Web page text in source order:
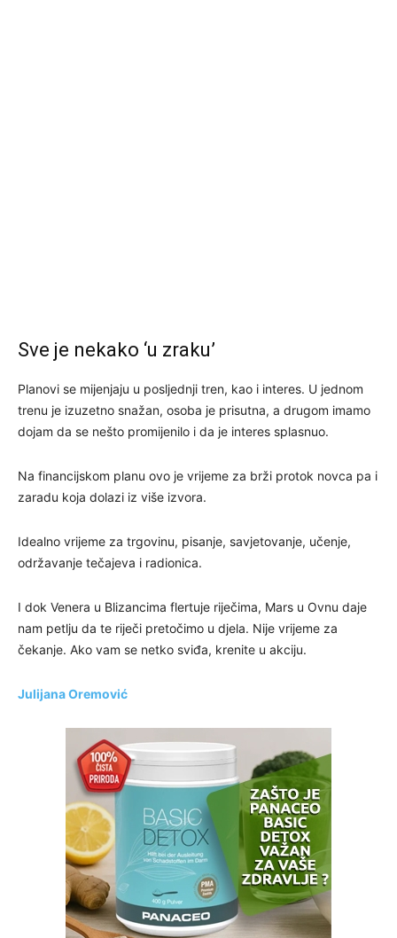
Sve je nekako ‘u zraku’
Planovi se mijenjaju u posljednji tren, kao i interes. U jednom
trenu je izuzetno snažan, osoba je prisutna, a drugom imamo
dojam da se nešto promijenilo i da je interes splasnuo.
Na financijskom planu ovo je vrijeme za brži protok novca pa i
zaradu koja dolazi iz više izvora.
Idealno vrijeme za trgovinu, pisanje, savjetovanje, učenje,
održavanje tečajeva i radionica.
I dok Venera u Blizancima flertuje riječima, Mars u Ovnu daje
nam petlju da te riječi pretočimo u djela. Nije vrijeme za
čekanje. Ako vam se netko sviđa, krenite u akciju.
Julijana Oremović